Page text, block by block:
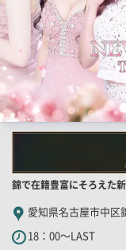
店
舗
PR
キ
錦で在籍豊富にそろえた
愛知県名古屋市中
18：00～LAST